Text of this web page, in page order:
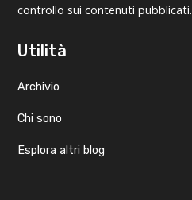
controllo sui contenuti pubblicati.
Utilità
Archivio
Chi sono
Esplora altri blog